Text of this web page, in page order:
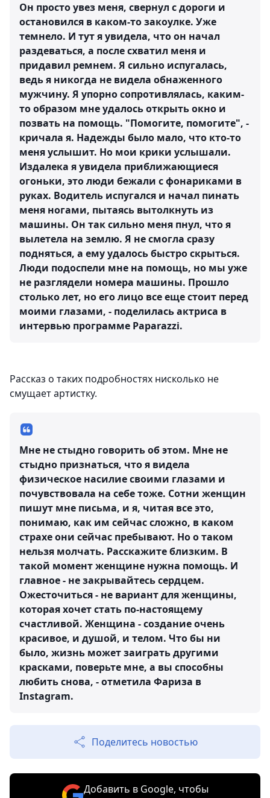
Он просто увез меня, свернул с дороги и
остановился в каком-то закоулке. Уже
темнело. И тут я увидела, что он начал
раздеваться, а после схватил меня и
придавил ремнем. Я сильно испугалась,
ведь я никогда не видела обнаженного
мужчину. Я упорно сопротивлялась, каким-
то образом мне удалось открыть окно и
позвать на помощь. "Помогите, помогите", -
кричала я. Надежды было мало, что кто-то
меня услышит. Но мои крики услышали.
Издалека я увидела приближающиеся
огоньки, это люди бежали с фонариками в
руках. Водитель испугался и начал пинать
меня ногами, пытаясь вытолкнуть из
машины. Он так сильно меня пнул, что я
вылетела на землю. Я не смогла сразу
подняться, а ему удалось быстро скрыться.
Люди подоспели мне на помощь, но мы уже
не разглядели номера машины. Прошло
столько лет, но его лицо все еще стоит перед
моими глазами, - поделилась актриса в
интервью программе Paparazzi.
Рассказ о таких подробностях нисколько не
смущает артистку.
Мне не стыдно говорить об этом. Мне не
стыдно признаться, что я видела
физическое насилие своими глазами и
почувствовала на себе тоже. Сотни женщин
пишут мне письма, и я, читая все это,
понимаю, как им сейчас сложно, в каком
страхе они сейчас пребывают. Но о таком
нельзя молчать. Расскажите близким. В
такой момент женщине нужна помощь. И
главное - не закрывайтесь сердцем.
Ожесточиться - не вариант для женщины,
которая хочет стать по-настоящему
счастливой. Женщина - создание очень
красивое, и душой, и телом. Что бы ни
было, жизнь может заиграть другими
красками, поверьте мне, а вы способны
любить снова, - отметила Фариза в
Instagram.
Поделитесь новостью
Добавить в Google, чтобы